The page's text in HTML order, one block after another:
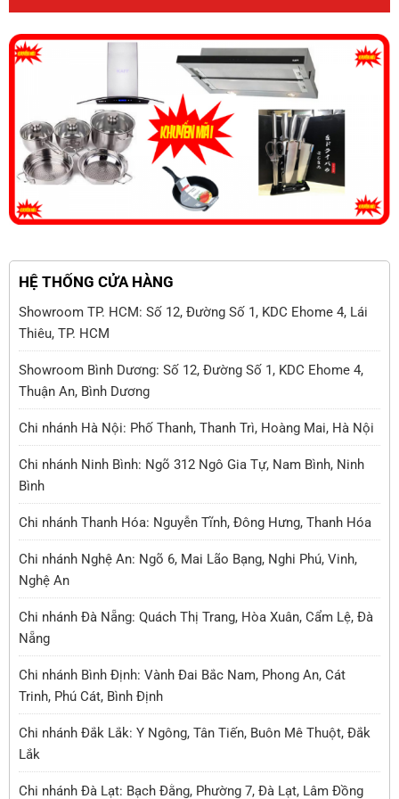
HỆ THỐNG CỬA HÀNG
Showroom TP. HCM: Số 12, Đường Số 1, KDC Ehome 4, Lái
Thiêu, TP. HCM
Showroom Bình Dương: Số 12, Đường Số 1, KDC Ehome 4,
Thuận An, Bình Dương
Chi nhánh Hà Nội: Phố Thanh, Thanh Trì, Hoàng Mai, Hà Nội
Chi nhánh Ninh Bình: Ngõ 312 Ngô Gia Tự, Nam Bình, Ninh
Bình
Chi nhánh Thanh Hóa: Nguyễn Tĩnh, Đông Hưng, Thanh Hóa
Chi nhánh Nghệ An: Ngõ 6, Mai Lão Bạng, Nghi Phú, Vinh,
Nghệ An
Chi nhánh Đà Nẵng: Quách Thị Trang, Hòa Xuân, Cẩm Lệ, Đà
Nẵng
Chi nhánh Bình Định: Vành Đai Bắc Nam, Phong An, Cát
Trinh, Phú Cát, Bình Định
Chi nhánh Đắk Lắk: Y Ngông, Tân Tiến, Buôn Mê Thuột, Đắk
Lắk
Chi nhánh Đà Lạt: Bạch Đằng, Phường 7, Đà Lạt, Lâm Đồng